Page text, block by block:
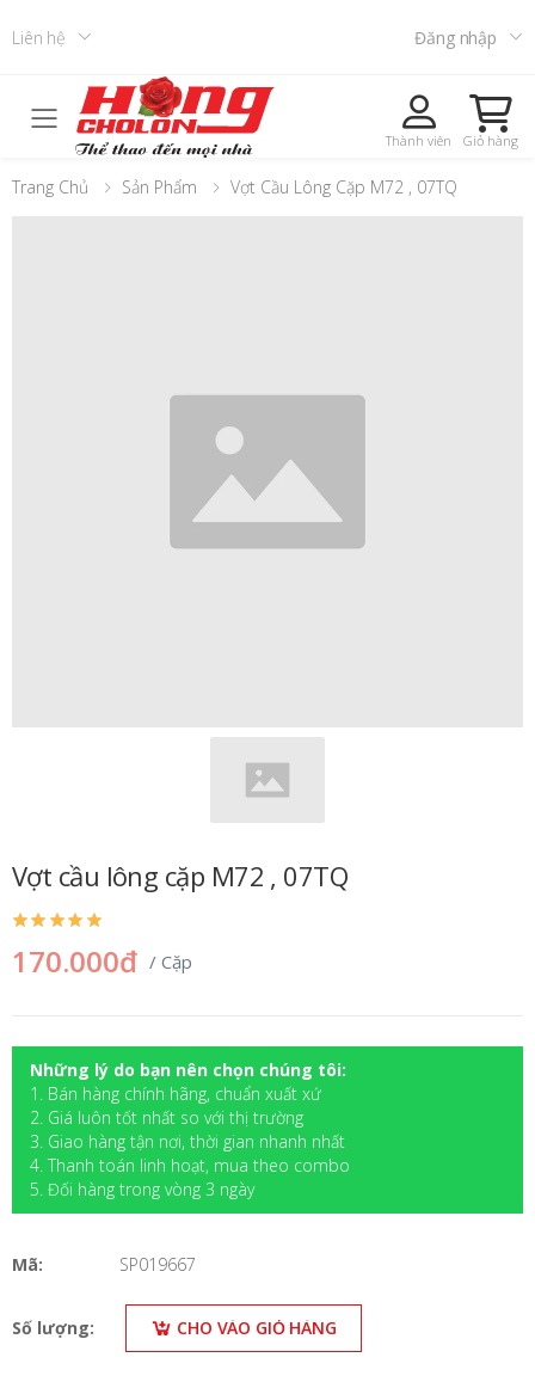
Liên hệ Đăng nhập
Toggle mobile menu Thành viên Giỏ hàng
Trang Chủ Sản Phẩm Vợt Cầu Lông Cặp M72 , 07TQ
Vợt cầu lông cặp M72 , 07TQ
170.000đ / Cặp
Những lý do bạn nên chọn chúng tôi:
1. Bán hàng chính hãng, chuẩn xuất xứ
2. Giá luôn tốt nhất so với thị trường
3. Giao hàng tận nơi, thời gian nhanh nhất
4. Thanh toán linh hoạt, mua theo combo
5. Đối hàng trong vòng 3 ngày
Mã: SP019667
Số lượng: CHO VÀO GIỎ HÀNG